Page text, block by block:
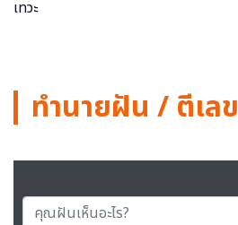
ทำนายฝัน / ตีเลข